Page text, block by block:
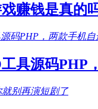
赚钱是真的
具源码PHP